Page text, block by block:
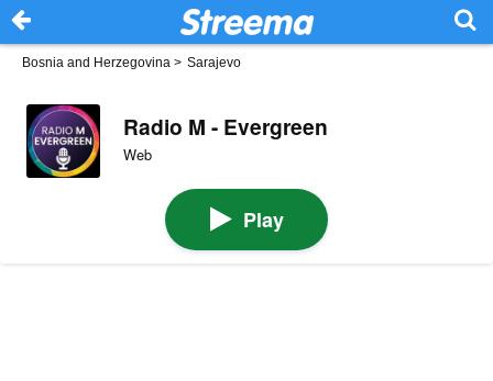
Bosnia and Herzegovina > Sarajevo
Radio M - Evergreen
Web
Play